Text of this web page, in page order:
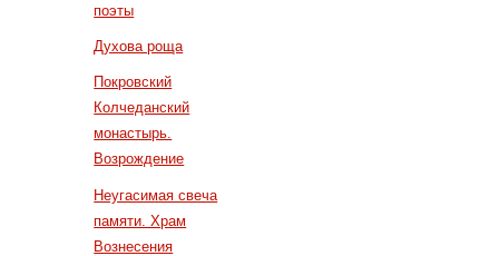
поэты
Духова роща
Покровский
Колчеданский
монастырь.
Возрождение
Неугасимая свеча
памяти. Храм
Вознесения